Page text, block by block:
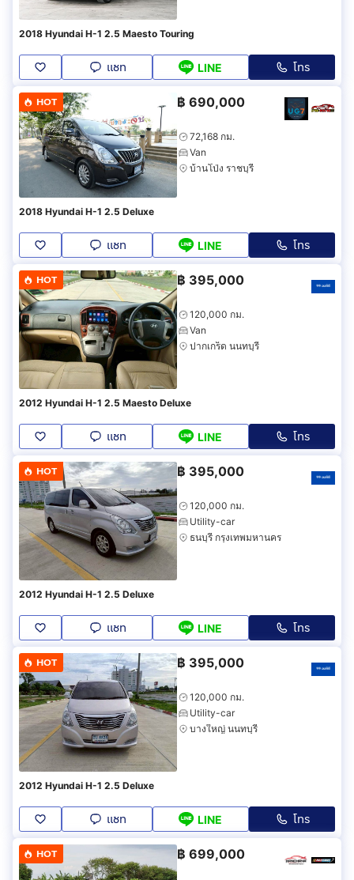
2018 Hyundai H-1 2.5 Maesto Touring
แชท LINE โทร
HOT ฿ 690,000
72,168 กม.
Van
บ้านโป่ง ราชบุรี
2018 Hyundai H-1 2.5 Deluxe
แชท LINE โทร
HOT ฿ 395,000
120,000 กม.
Van
ปากเกร็ด นนทบุรี
2012 Hyundai H-1 2.5 Maesto Deluxe
แชท LINE โทร
HOT ฿ 395,000
120,000 กม.
Utility-car
ธนบุรี กรุงเทพมหานคร
2012 Hyundai H-1 2.5 Deluxe
แชท LINE โทร
HOT ฿ 395,000
120,000 กม.
Utility-car
บางใหญ่ นนทบุรี
2012 Hyundai H-1 2.5 Deluxe
แชท LINE โทร
HOT ฿ 699,000